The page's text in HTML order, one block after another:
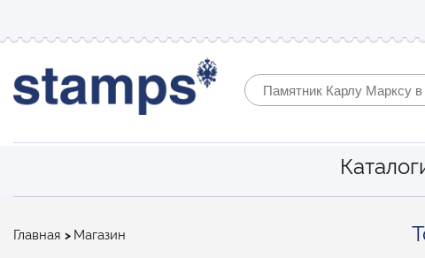
Строка
Главная Магазин